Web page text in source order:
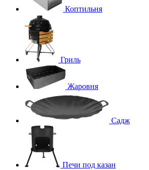
Коптильня
Гриль
Жаровня
Садж
Печи под казан